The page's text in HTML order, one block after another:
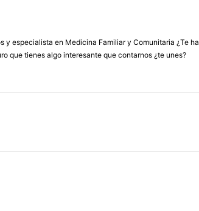
y especialista en Medicina Familiar y Comunitaria ¿Te ha
que tienes algo interesante que contarnos ¿te unes?